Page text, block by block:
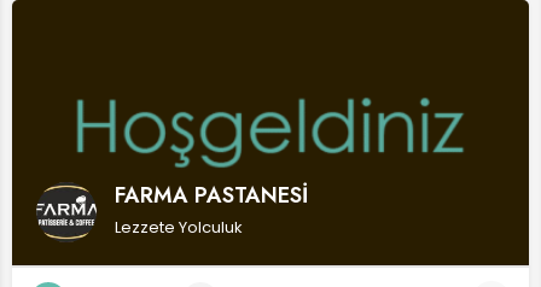
FARMA PASTANESİ
Lezzete Yolculuk